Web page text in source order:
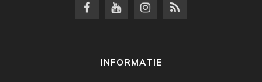
INFORMATIE